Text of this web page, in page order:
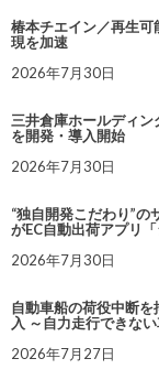
椿本チエイン／再生
現を加速
2026年7月30日
三井倉庫ホールディン
を開発・導入開始
2026年7月30日
“独自開発こだわり”の
がEC自動出荷アプリ
2026年7月30日
自動車船の荷役中断
入 ～自力走行できな
2026年7月27日